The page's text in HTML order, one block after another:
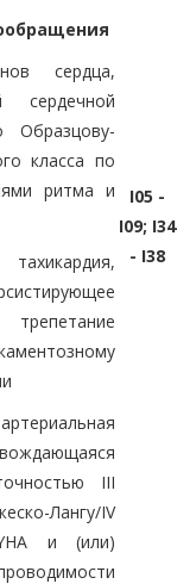
сердца,
сердечной
Образцову-
класса по
ритма и
I05 -
I09; I34
- I38
III
Лангу/IV
и (или)